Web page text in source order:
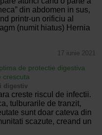
din abdomen in sus,
printr-un orificiu al
(numit hiatus) Hernia
17 iunie 2021
de protectie digestiva
crescuta
digestiv
creste riscul de infectii.
tulburarile de tranzit,
sunt doar cateva din
scazute, creand un